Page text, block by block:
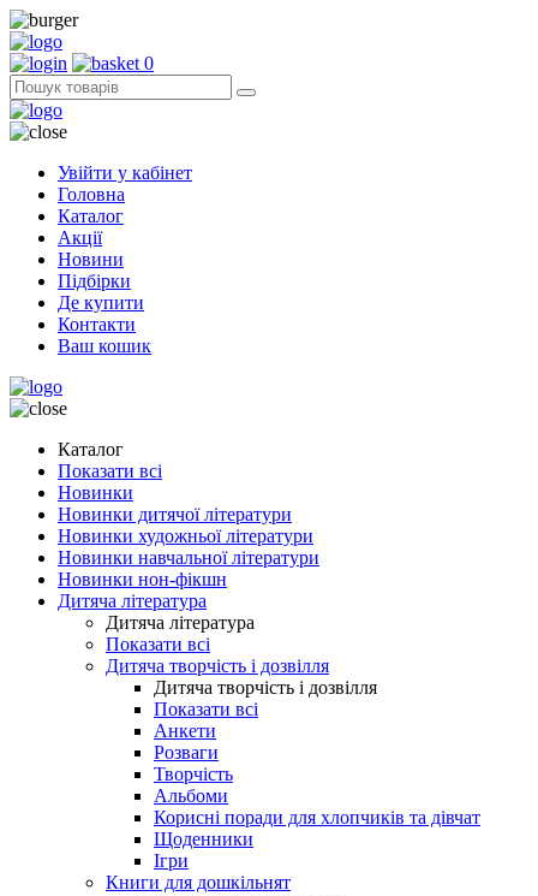
0
Увійти у кабінет
Головна
Каталог
Акції
Новини
Підбірки
Де купити
Контакти
Ваш кошик
Каталог
Показати всі
Новинки
Новинки дитячої літератури
Новинки художньої літератури
Новинки навчальної літератури
Новинки нон-фікшн
Дитяча література
Дитяча література
Показати всі
Дитяча творчість і дозвілля
Дитяча творчість і дозвілля
Показати всі
Анкети
Розваги
Творчість
Альбоми
Корисні поради для хлопчиків та дівчат
Щоденники
Ігри
Книги для дошкільнят